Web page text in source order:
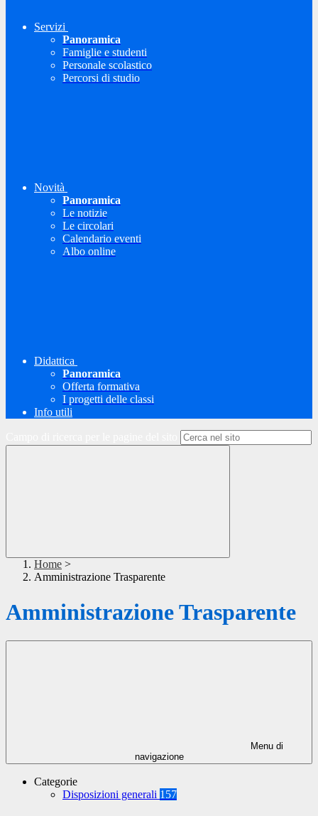
Servizi
Panoramica
Famiglie e studenti
Personale scolastico
Percorsi di studio
Novità
Panoramica
Le notizie
Le circolari
Calendario eventi
Albo online
Didattica
Panoramica
Offerta formativa
I progetti delle classi
Info utili
Home >
Amministrazione Trasparente
Amministrazione Trasparente
Menu di
navigazione
Categorie
Disposizioni generali 157